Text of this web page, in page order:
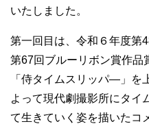
いたしました。
第一回目は、令和６年度第
第67回ブルーリボン賞作品
「侍タイムスリッパ―」を
よって現代劇撮影所にタイ
て生きていく姿を描いたコ